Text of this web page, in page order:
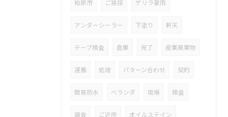
柏原市 ご挨拶 ゲリラ豪雨
アンダーシーラー 下塗り 軒天
テープ検査 倉庫 完了 産業廃棄物
運搬 処理 パターン合わせ 契約
簡易防水 ベランダ 現場 検査
調査 ご近所 オイルステイン